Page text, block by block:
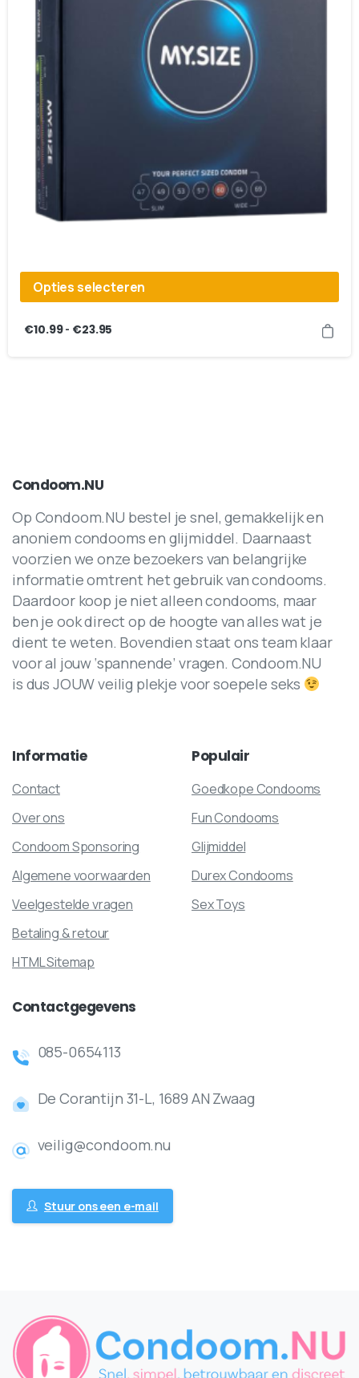
Opties selecteren
€10.99- €23.95
Condoom.NU
Op Condoom.NU bestel je snel, gemakkelijk en
anoniem condooms en glijmiddel. Daarnaast
voorzien we onze bezoekers van belangrijke
informatie omtrent het gebruik van condooms.
Daardoor koop je niet alleen condooms, maar
ben je ook direct op de hoogte van alles wat je
dient te weten. Bovendien staat ons team klaar
voor al jouw ‘spannende’ vragen. Condoom.NU
is dus JOUW veilig plekje voor soepele seks
Informatie
Contact
Over ons
Condoom Sponsoring
Algemene voorwaarden
Veelgestelde vragen
Betaling & retour
HTML Sitemap
Populair
Goedkope Condooms
Fun Condooms
Glijmiddel
Durex Condooms
Sex Toys
Contactgegevens
085-0654113
De Corantijn 31-L, 1689 AN Zwaag
veilig@condoom.nu
Stuur ons een e-mail